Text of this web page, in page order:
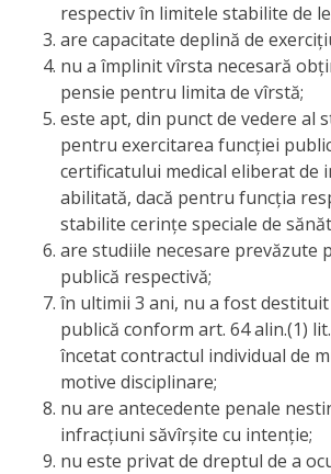
Legislație
națională
Acte
interne
Media
Comunicate
de
presă
Informații
utile
respectiv în limitele stabilite de
are capacitate deplină de
nu a împlinit vîrsta necesară
pensie pentru limita de vîrstă;
este apt, din punct de vedere al
pentru exercitarea funcţiei
certificatului medical eliberat de
abilitată, dacă pentru funcţia
stabilite cerinţe speciale de
are studiile necesare prevăzute
publică respectivă;
în ultimii 3 ani, nu a fost
publică conform art. 64 alin.(1)
încetat contractul individual de
motive disciplinare;
nu are antecedente penale
infracţiuni săvîrşite cu intenţie;
nu este privat de dreptul de a